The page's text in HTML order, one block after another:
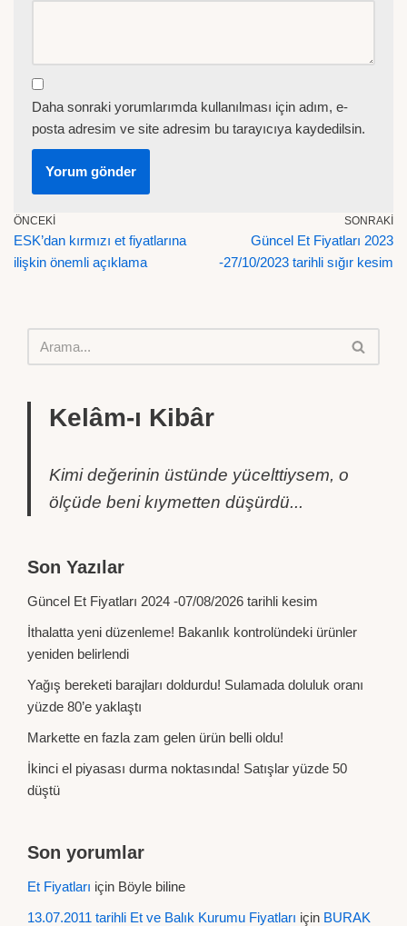
Daha sonraki yorumlarımda kullanılması için adım, e-
posta adresim ve site adresim bu tarayıcıya kaydedilsin.
ÖNCEKI
ESK’dan kırmızı et fiyatlarına
ilişkin önemli açıklama
SONRAKI
Güncel Et Fiyatları 2023
-27/10/2023 tarihli sığır kesim
Kelâm-ı Kibâr
Kimi değerinin üstünde yücelttiysem, o
ölçüde beni kıymetten düşürdü...
Son Yazılar
Güncel Et Fiyatları 2024 -07/08/2026 tarihli kesim
İthalatta yeni düzenleme! Bakanlık kontrolündeki ürünler
yeniden belirlendi
Yağış bereketi barajları doldurdu! Sulamada doluluk oranı
yüzde 80’e yaklaştı
Markette en fazla zam gelen ürün belli oldu!
İkinci el piyasası durma noktasında! Satışlar yüzde 50
düştü
Son yorumlar
Et Fiyatları için Böyle biline
13.07.2011 tarihli Et ve Balık Kurumu Fiyatları için BURAK